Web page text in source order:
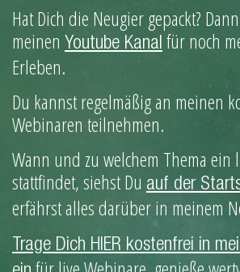
Hat Dich die Neugier gepackt?
meinen Youtube Kanal für noch
Erleben.
Du kannst regelmäßig an meinen
Webinaren teilnehmen.
Wann und zu welchem Thema ein
stattfindet, siehst Du auf der
erfährst alles darüber in meinem
Trage Dich HIER kostenfrei in